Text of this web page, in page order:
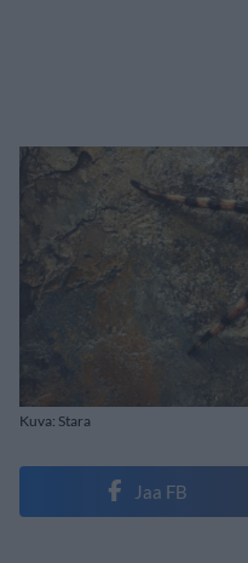
Kuva: Stara
Jaa FB